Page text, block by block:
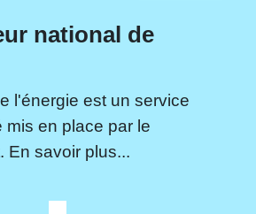
national de
l'énergie est un service
mis en place par le
En savoir plus...